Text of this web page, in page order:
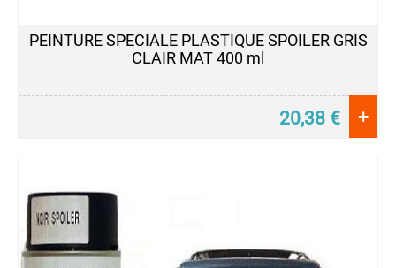
PEINTURE SPECIALE PLASTIQUE SPOILER GRIS
CLAIR MAT 400 ml
20,38 € +